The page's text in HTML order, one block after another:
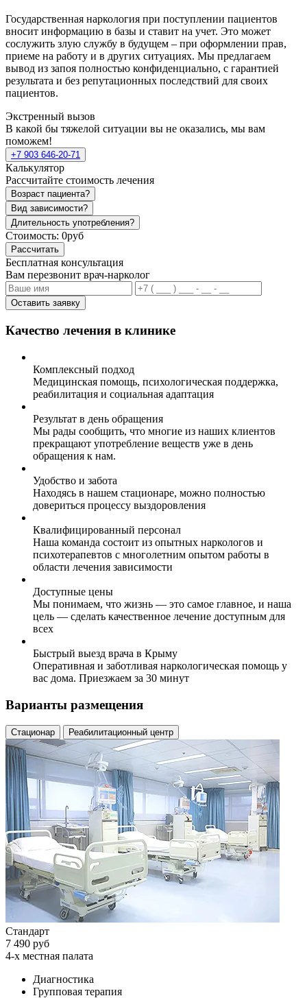
Государственная наркология при поступлении пациентов
вносит информацию в базы и ставит на учет. Это может
сослужить злую службу в будущем – при оформлении прав,
приеме на работу и в других ситуациях. Мы предлагаем
вывод из запоя полностью конфиденциально, с гарантией
результата и без репутационных последствий для своих
пациентов.
Экстренный вызов
В какой бы тяжелой ситуации вы не оказались, мы вам
поможем!
+7 903 646-20-71
Калькулятор
Рассчитайте стоимость лечения
Возраст пациента?
Вид зависимости?
Длительность употребления?
Стоимость: 0руб
Рассчитать
Бесплатная консультация
Вам перезвонит врач-нарколог
Оставить заявку
Качество лечения в клинике
Комплексный подход
Медицинская помощь, психологическая поддержка,
реабилитация и социальная адаптация
Результат в день обращения
Мы рады сообщить, что многие из наших клиентов
прекращают употребление веществ уже в день
обращения к нам.
Удобство и забота
Находясь в нашем стационаре, можно полностью
довериться процессу выздоровления
Квалифицированный персонал
Наша команда состоит из опытных наркологов и
психотерапевтов с многолетним опытом работы в
области лечения зависимости
Доступные цены
Мы понимаем, что жизнь — это самое главное, и наша
цель — сделать качественное лечение доступным для
всех
Быстрый выезд врача в Крыму
Оперативная и заботливая наркологическая помощь у
вас дома. Приезжаем за 30 минут
Варианты размещения
Стационар Реабилитационный центр
Стандарт
7 490 руб
4-х местная палата
Диагностика
Групповая терапия